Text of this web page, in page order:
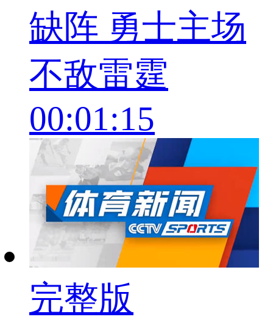
缺阵 勇士主场
不敌雷霆
00:01:15
完整版